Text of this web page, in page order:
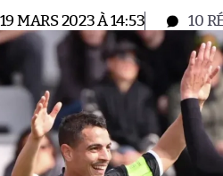
MARS 2023 À 14:53 10